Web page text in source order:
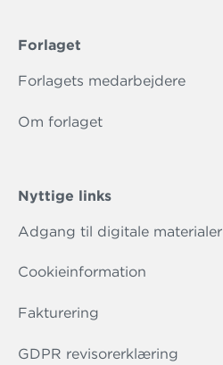
Forlaget
Forlagets medarbejdere
Om forlaget
Nyttige links
Adgang til digitale materialer
Cookieinformation
Fakturering
GDPR revisorerklæring